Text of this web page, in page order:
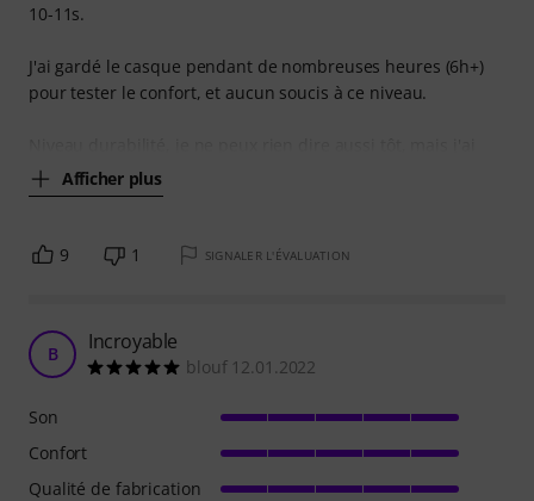
10-11s.
J'ai gardé le casque pendant de nombreuses heures (6h+)
pour tester le confort, et aucun soucis à ce niveau.
Afficher plus
9 1 SIGNALER L'ÉVALUATION
B Incroyable
blouf 12.01.2022
Son
Confort
Qualité de fabrication